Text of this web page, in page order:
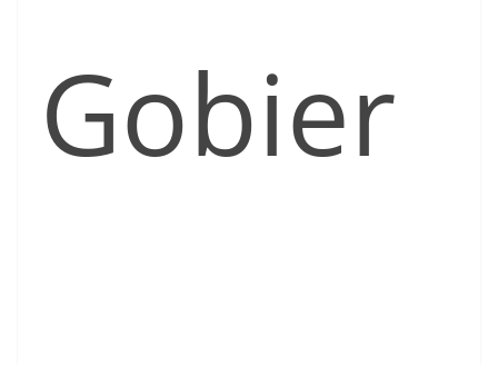
Gobier